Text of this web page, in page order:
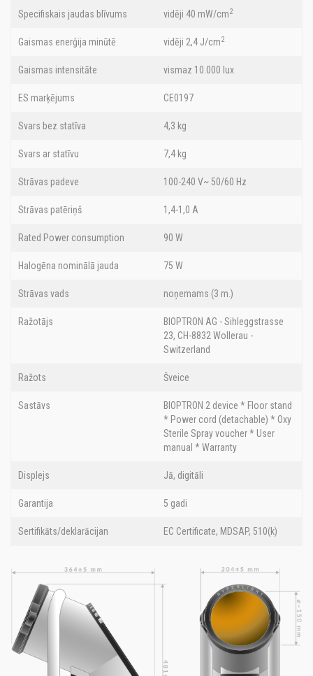
Specifiskais jaudas blīvums vidēji 40 mW/cm2
Gaismas enerģija minūtē vidēji 2,4 J/cm2
Gaismas intensitāte vismaz 10.000 lux
ES marķējums CE0197
Svars bez statīva 4,3 kg
Svars ar statīvu 7,4 kg
Strāvas padeve 100-240 V~ 50/60 Hz
Strāvas patēriņš 1,4-1,0 A
Rated Power consumption 90 W
Halogēna nominālā jauda 75 W
Strāvas vads noņemams (3 m.)
Ražotājs
BIOPTRON AG - Sihleggstrasse
23, CH-8832 Wollerau -
Switzerland
Ražots Šveice
Sastāvs
BIOPTRON 2 device * Floor stand
* Power cord (detachable) * Oxy
Sterile Spray voucher * User
manual * Warranty
Displejs Jā, digitāli
Garantija 5 gadi
Sertifikāts/deklarācijan EC Certificate, MDSAP, 510(k)